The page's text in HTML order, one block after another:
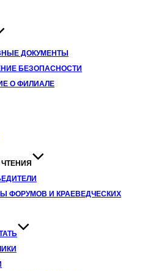
ДОКУМЕНТЫ
БЕЗОПАСНОСТИ
О ФИЛИАЛЕ
ФОРУМОВ И КРАЕВЕДЧЕСКИХ